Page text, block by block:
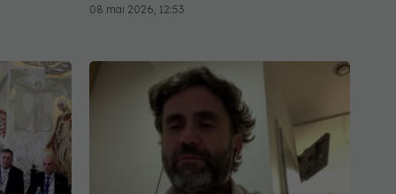
08 mai 2026, 12:53